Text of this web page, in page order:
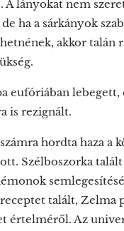
A lányokat nem
ha a sárkányok
akkor talán
eufóriában lebegett,
is rezignált.
hordta haza a
Szélboszorka
talált, Zelma
értelméről. Az